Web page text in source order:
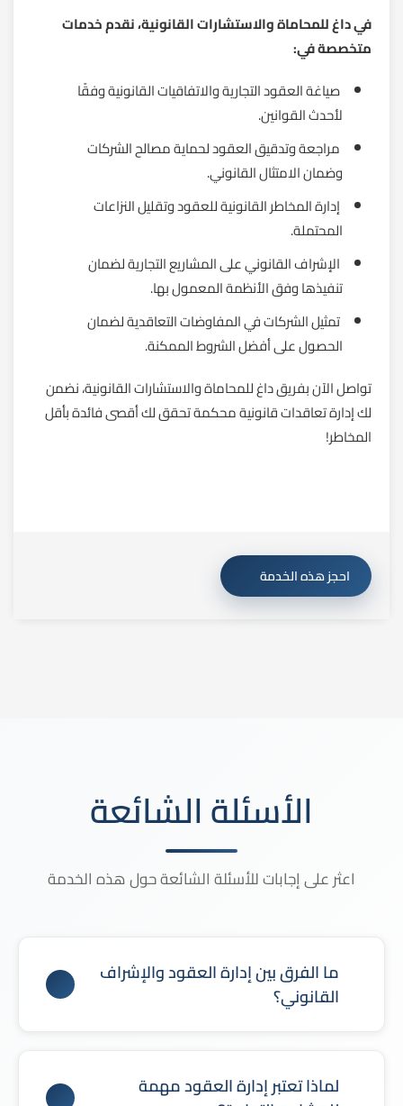
في داغ للمحاماة والاستشارات القانونية، نقدم خدمات
متخصصة في:
صياغة العقود التجارية والاتفاقيات القانونية وفقًا
لأحدث القوانين.
مراجعة وتدقيق العقود لحماية مصالح الشركات
وضمان الامتثال القانوني.
إدارة المخاطر القانونية للعقود وتقليل النزاعات
المحتملة.
الإشراف القانوني على المشاريع التجارية لضمان
تنفيذها وفق الأنظمة المعمول بها.
تمثيل الشركات في المفاوضات التعاقدية لضمان
الحصول على أفضل الشروط الممكنة.
تواصل الآن بفريق داغ للمحاماة والاستشارات القانونية، نضمن
لك إدارة تعاقدات قانونية محكمة تحقق لك أقصى فائدة بأقل
المخاطر!
احجز هذه الخدمة
الأسئلة الشائعة
اعثر على إجابات للأسئلة الشائعة حول هذه الخدمة
ما الفرق بين إدارة العقود والإشراف
القانوني؟
إدارة العقود تعنى بتنظيم ومتابعة تنفيذ العقود، بينما
يركز الإشراف القانوني على ضمان التزام العقود
لماذا تعتبر إدارة العقود مهمة